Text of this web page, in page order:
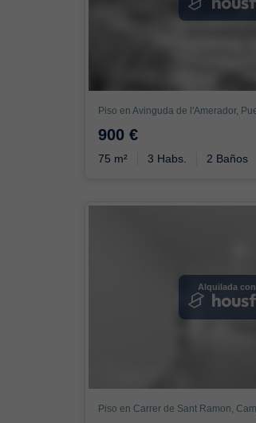
900 €
75 m² 3 Habs. 2 Baños
Alquilada con